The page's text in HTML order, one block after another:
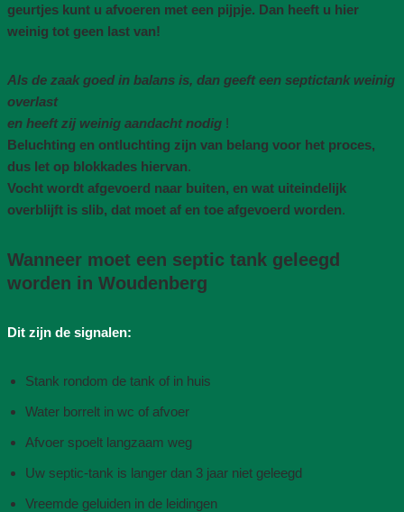
geurtjes kunt u afvoeren met een pijpje. Dan heeft u hier
weinig tot geen last van!
Als de zaak goed in balans is, dan geeft een septictank weinig
overlast
en heeft zij weinig aandacht nodig !
Beluchting en ontluchting zijn van belang voor het proces,
dus let op blokkades hiervan.
Vocht wordt afgevoerd naar buiten, en wat uiteindelijk
overblijft is slib, dat moet af en toe afgevoerd worden.
Wanneer moet een septic tank geleegd
worden in Woudenberg
Dit zijn de signalen:
Stank rondom de tank of in huis
Water borrelt in wc of afvoer
Afvoer spoelt langzaam weg
Uw septic-tank is langer dan 3 jaar niet geleegd
Vreemde geluiden in de leidingen